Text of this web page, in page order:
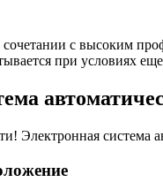
с высоким
при условиях
Электронная система